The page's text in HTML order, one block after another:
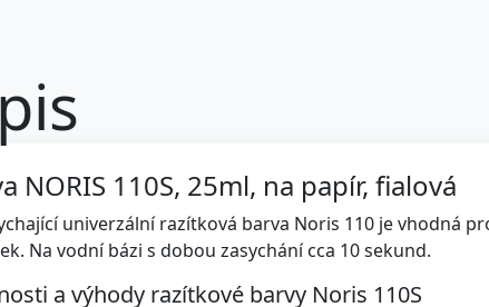
NORIS 110S, 25ml, na papír, fialová
univerzální razítková barva Noris 110 je vhodná
Na vodní bázi s dobou zasychání cca 10 sekund.
a výhody razítkové barvy Noris 110S